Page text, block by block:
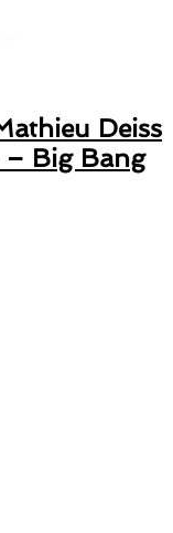
Deiss
– Big Bang